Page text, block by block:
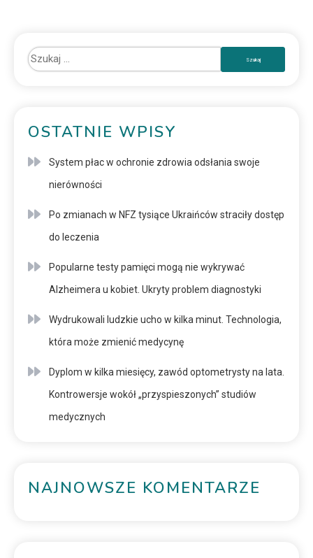
OSTATNIE WPISY
System płac w ochronie zdrowia odsłania swoje
nierówności
Po zmianach w NFZ tysiące Ukraińców straciły dostęp
do leczenia
Popularne testy pamięci mogą nie wykrywać
Alzheimera u kobiet. Ukryty problem diagnostyki
Wydrukowali ludzkie ucho w kilka minut. Technologia,
która może zmienić medycynę
Dyplom w kilka miesięcy, zawód optometrysty na lata.
Kontrowersje wokół „przyspieszonych” studiów
medycznych
NAJNOWSZE KOMENTARZE